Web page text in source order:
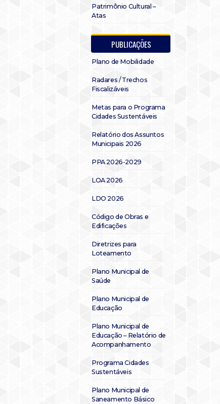
Patrimônio Cultural –
Atas
PUBLICAÇÕES
Plano de Mobilidade
Radares / Trechos
Fiscalizáveis
Metas para o Programa
Cidades Sustentáveis
Relatório dos Assuntos
Municipais 2026
PPA 2026-2029
LOA 2026
LDO 2026
Código de Obras e
Edificações
Diretrizes para
Loteamento
Plano Municipal de
Saúde
Plano Municipal de
Educação
Plano Municipal de
Educação – Relatório de
Acompanhamento
Programa Cidades
Sustentáveis
Plano Municipal de
Saneamento Básico